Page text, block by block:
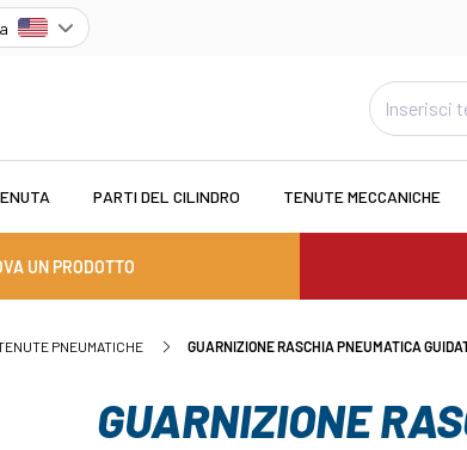
PARTI DEL CILINDRO TENUTE MECCANICHE
UN PRODOTTO
PNEUMATICHE GUARNIZIONE RASCHIA PNEUMATICA
GUARNIZIONE